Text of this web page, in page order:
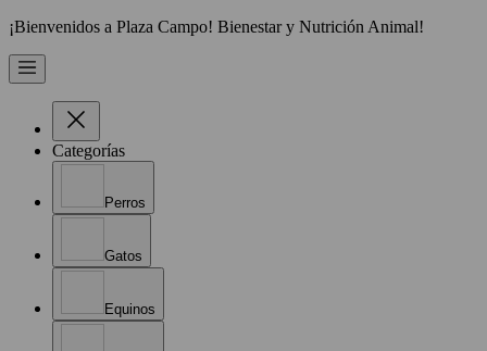
¡Bienvenidos a Plaza Campo! Bienestar y Nutrición Animal!
Categorías
Perros
Gatos
Equinos